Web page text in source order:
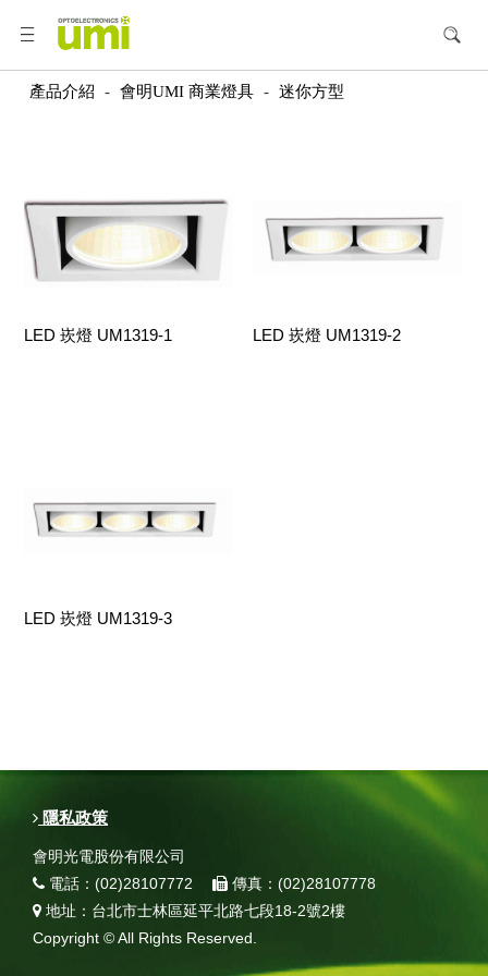
產品介紹 - 會明UMI 商業燈具 - 迷你方型
LED 崁燈 UM1319-1 LED 崁燈 UM1319-2
LED 崁燈 UM1319-3
隱私政策
會明光電股份有限公司
電話：(02)28107772
傳真：(02)28107778
地址：台北市士林區延平北路七段18-2號2樓
Copyright © All Rights Reserved.